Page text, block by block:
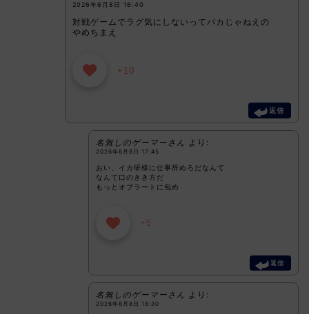
2026年6月8日 16:40
対戦ゲームでラグ気にしないってバカじゃねえの
やめちまえ
+10
返信
名無しのゲーマーさん より:
2026年6月8日 17:45
おい、イカ研様に仕事辞めろだなんて
なんて口のきき方だ
もっとオブラートに包め
+5
返信
名無しのゲーマーさん より:
2026年6月8日 18:30